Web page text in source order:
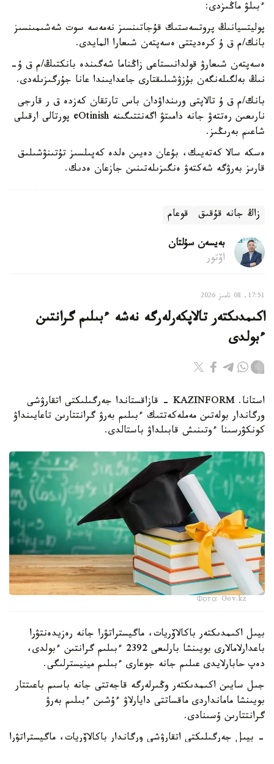
ءبىلۋ ماڭىزدى:
پوليتسيانىڭ پروتسەستىك قۇجاتىنسىز نەمەسە سوت شەشىمىنسىز
بانك/م ق ۇ كرەديتتى ەسەپتەن شىعارا المايدى.
ەسەپتەن شىعارۋ قولدانىستاعى زاڭناما شەگىندە بانكتىڭ/م ق ۇ-
نىڭ بەلگىلەنگەن بۇزۋشىلىقتارى جاعدايىندا عانا جۇرگىزىلەدى.
بانك/م ق ۇ تالاپتى ورىنداۋدان باس تارتقان كەزدە ق ر قارجى
نارىعىن رەتتەۋ جانە دامىتۋ اگەنتتىگىنە eOtinish پورتالى ارقىلى
شاعىم بەرىڭىز.
ەسكە سالا كەتەيىك، بۇعان دەيىن ەلدە كەپىلسىز تۇتىنۋشىلىق
قارىز بەرۋگە شەكتەۋ ەنگىزىلەتىنىن جازعان ەدىك.
زاڭ جانە قۇقىق قوعام
بەيسەن سۇلتان
اۆتور
17:51, 08 تامىز 2026
اكىمدىكتەر تالاپكەرلەرگە نەشە ءبىلىم گرانتىن
ءبولدى
استانا. KAZINFORM - قازاقستاندا جەرگىلىكتى اتقارۋشى
ورگاندار بولەتىن مەملەكەتتىك ءبىلىم بەرۋ گرانتتارىن تاعايىنداۋ
كونكۋرسىنا ءوتىنىش قابىلداۋ باستالدى.
Фото: Gov.kz
بيىل اكىمدىكتەر باكالاۆريات، ماگيستراتۋرا جانە رەزيدەنتۋرا
باعدارلامالارى بويىنشا بارلىعى 2392 ءبىلىم گرانتىن ءبولدى،
دەپ حابارلايدى عىلىم جانە جوعارى ءبىلىم مينيسترلىگى.
جىل سايىن اكىمدىكتەر وڭىرلەرگە قاجەتتى جانە باسىم باعىتتار
بويىنشا مامانداردى ماقساتتى دايارلاۋ ءۇشىن ءبىلىم بەرۋ
گرانتتارىن ۇسىنادى.
- بيىل جەرگىلىكتى اتقارۋشى ورگاندار باكالاۆريات، ماگيستراتۋرا